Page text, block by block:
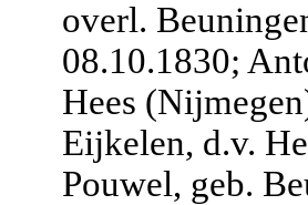
overl.
08.10.1830;
Hees
Eijkelen, d.v.
Pouwel, geb.